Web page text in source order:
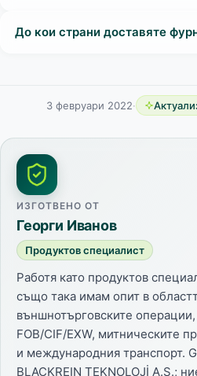
До кои страни доставяте
3 февруари 2022·
ИЗГОТВЕНО ОТ
Георги Иванов
Продуктов специалист
Работя като продуктов
също така имам опит в
външнотърговските операции,
FOB/CIF/EXW, митническите
и международния транспорт.
BLACKREIN TEKNOLOJİ A.Ş.;